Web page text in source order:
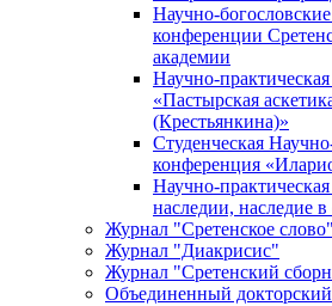
Научно-
конференции
академии
Научно-
«Пастырская
(Крестьянкина)»
Студенческая
конференция
Научно-
наследии, наследие в
Журнал "Сретенское слово"
Журнал "Диакрисис"
Журнал "Сретенский
Объединенный